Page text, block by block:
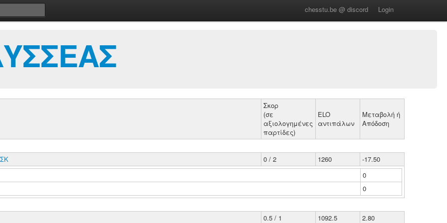
chesstu.be @ discord Login
Σκορ
(σε
αξιολογημένες
παρτίδες)
ELO
αντιπάλων
Μεταβολή ή
Απόδοση
0 / 2 1260
-17.50
0
0
0.5 / 1 1092.5 2.80